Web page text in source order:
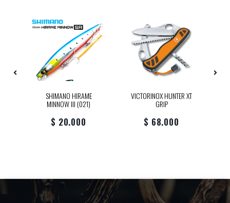
SHIMANO HIRAME
MINNOW III (021)
$ 20.000
VICTORINOX HUNTER XT
GRIP
$ 68.000